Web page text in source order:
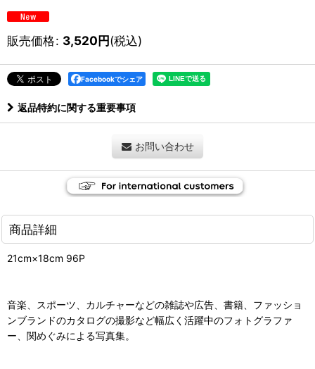
販売価格: 3,520円(税込)
Facebookでシェア
返品特約に関する重要事項
お問い合わせ
商品詳細
21cm×18cm 96P
音楽、スポーツ、カルチャーなどの雑誌や広告、書籍、ファッショ
ンブランドのカタログの撮影など幅広く活躍中のフォトグラファ
ー、関めぐみによる写真集。